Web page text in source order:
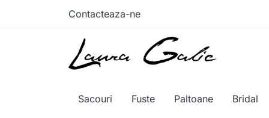
Contacteaza-ne
Sacouri Fuste Paltoane Bridal